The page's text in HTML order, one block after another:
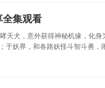
全集观看
天犬，意外获得神秘机缘，化
妖界，和各路妖怪斗智斗勇，